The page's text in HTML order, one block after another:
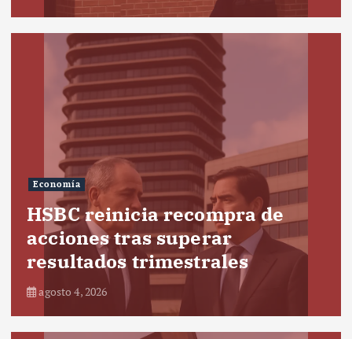
Economía
HSBC reinicia recompra de
acciones tras superar
resultados trimestrales
agosto 4, 2026